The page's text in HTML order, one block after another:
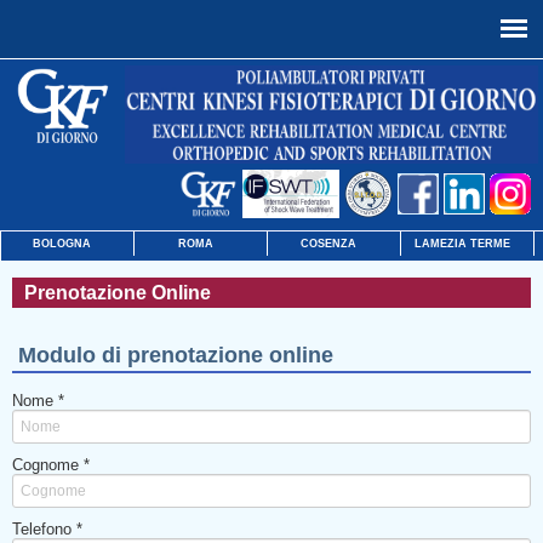
BOLOGNA ROMA COSENZA LAMEZIA TERME
Prenotazione Online
Modulo di prenotazione online
Nome *
Cognome *
Telefono *